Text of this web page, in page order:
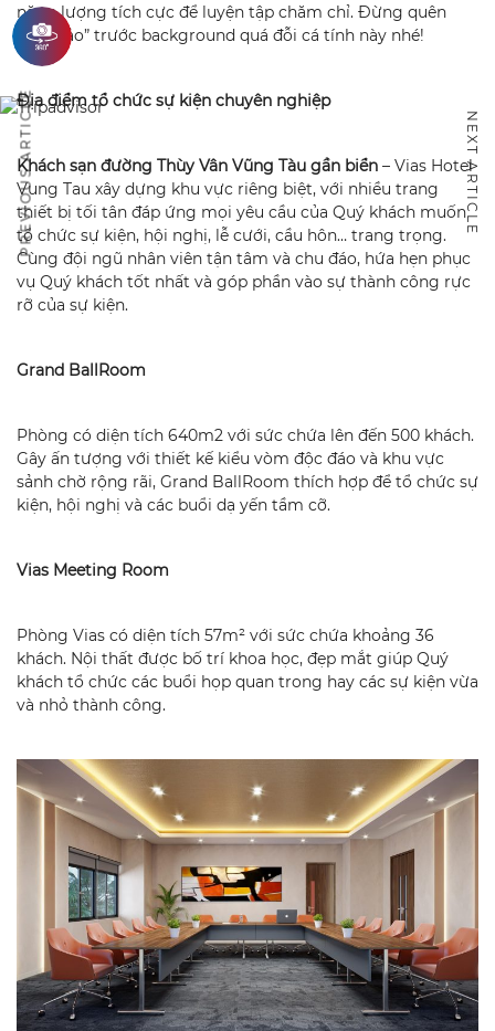
năng lượng tích cực để luyện tập chăm chỉ. Đừng quên
“sống ảo” trước background quá đỗi cá tính này nhé!
Địa điểm tổ chức sự kiện chuyên nghiệp
Khách sạn đường Thùy Vân Vũng Tàu gần biển – Vias Hotel
Vung Tau xây dựng khu vực riêng biệt, với nhiều trang
thiết bị tối tân đáp ứng mọi yêu cầu của Quý khách muốn
tổ chức sự kiện, hội nghị, lễ cưới, cầu hôn… trang trọng.
Cùng đội ngũ nhân viên tận tâm và chu đáo, hứa hẹn phục
vụ Quý khách tốt nhất và góp phần vào sự thành công rực
rỡ của sự kiện.
Grand BallRoom
Phòng có diện tích 640m2 với sức chứa lên đến 500 khách.
Gây ấn tượng với thiết kế kiểu vòm độc đáo và khu vực
sảnh chờ rộng rãi, Grand BallRoom thích hợp để tổ chức sự
kiện, hội nghị và các buổi dạ yến tầm cỡ.
Vias Meeting Room
Phòng Vias có diện tích 57m² với sức chứa khoảng 36
khách. Nội thất được bố trí khoa học, đẹp mắt giúp Quý
khách tổ chức các buổi họp quan trong hay các sự kiện vừa
và nhỏ thành công.
PREVIOUS ARTICLE NEXT ARTICLE